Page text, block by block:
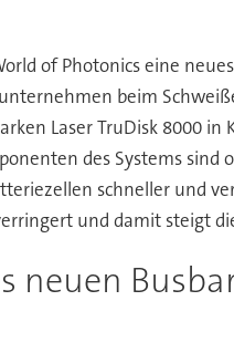
of Photonics eine
beim
Laser TruDisk 8000
des Systems
schneller und
und damit steigt
neuen